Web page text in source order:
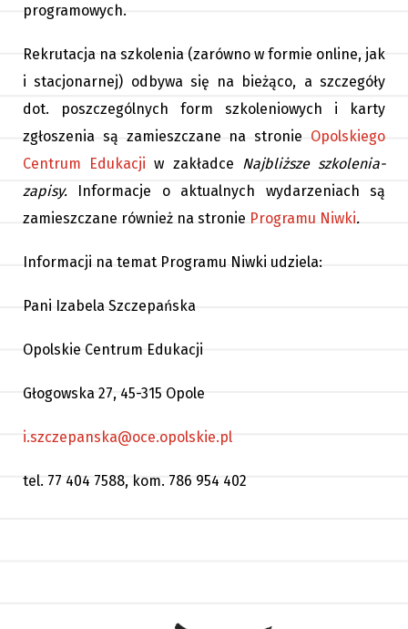
programowych.
Rekrutacja na szkolenia (zarówno w formie online, jak
i stacjonarnej) odbywa się na bieżąco, a szczegóły
dot. poszczególnych form szkoleniowych i karty
zgłoszenia są zamieszczane na stronie Opolskiego
Centrum Edukacji w zakładce
Najbliższe szkolenia-
zapisy. Informacje o aktualnych wydarzeniach są
zamieszczane również na stronie Programu Niwki.
Informacji na temat Programu Niwki udziela:
Pani Izabela Szczepańska
Opolskie Centrum Edukacji
Głogowska 27, 45-315 Opole
i.szczepanska@oce.opolskie.pl
tel. 77 404 7588, kom. 786 954 402